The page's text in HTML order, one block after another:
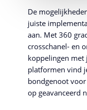
De
juiste
aan. Met 360
crosschanel- en
koppelingen met
platformen vind
bondgenoot
op geavanceerd